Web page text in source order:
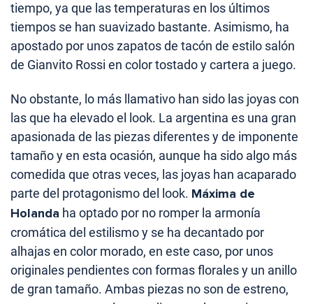
tiempo, ya que las temperaturas en los últimos
tiempos se han suavizado bastante. Asimismo, ha
apostado por unos zapatos de tacón de estilo salón
de Gianvito Rossi en color tostado y cartera a juego.
No obstante, lo más llamativo han sido las joyas con
las que ha elevado el look. La argentina es una gran
apasionada de las piezas diferentes y de imponente
tamaño y en esta ocasión, aunque ha sido algo más
comedida que otras veces, las joyas han acaparado
parte del protagonismo del look. Máxima de
Holanda ha optado por no romper la armonía
cromática del estilismo y se ha decantado por
alhajas en color morado, en este caso, por unos
originales pendientes con formas florales y un anillo
de gran tamaño. Ambas piezas no son de estreno,